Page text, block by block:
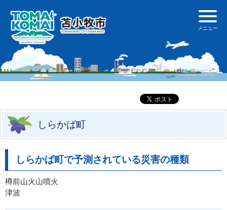
しらかば町
しらかば町で予測されている災害の種類
樽前山火山噴火
津波